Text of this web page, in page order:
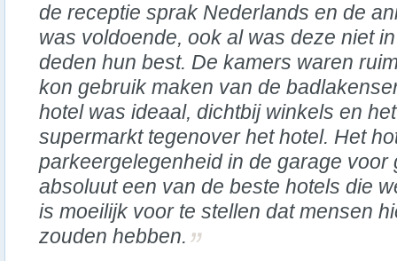
de receptie sprak Nederlands en de
was voldoende, ook al was deze niet
deden hun best. De kamers waren
kon gebruik maken van de
hotel was ideaal, dichtbij winkels en
supermarkt tegenover het hotel. Het
parkeergelegenheid in de garage voor
absoluut een van de beste hotels die
is moeilijk voor te stellen dat mensen
zouden hebben.